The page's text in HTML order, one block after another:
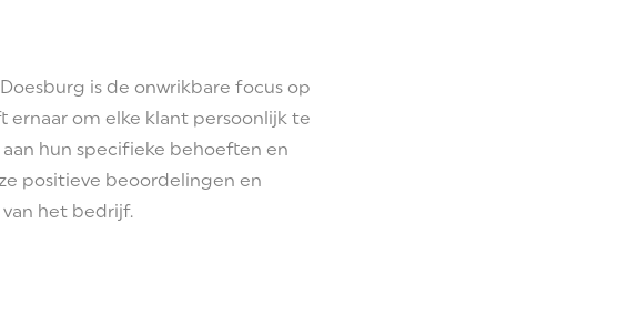
is de onwrikbare focus op
ernaar om elke klant persoonlijk te
hun specifieke behoeften en
positieve beoordelingen en
het bedrijf.